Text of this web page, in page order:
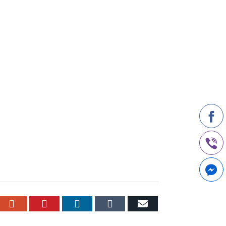
Google+PinterestLinkedInTumblrEmail